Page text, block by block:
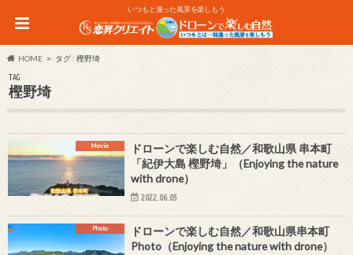
いつもと違った風景を楽しもう
HOME タグ : 樫野埼
TAG
樫野埼
Movie
ドローンで楽しむ自然／和歌山県 串本町
「紀伊大島 樫野埼」（Enjoying the nature
with drone）
2022.06.05
Photo
ドローンで楽しむ自然／和歌山県串本町
Photo（Enjoying the nature with drone）